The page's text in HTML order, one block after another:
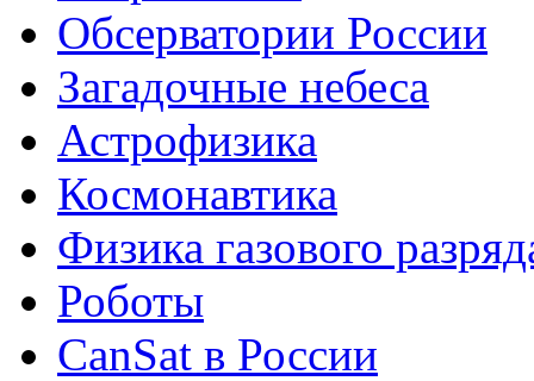
Обсерватории России
Загадочные небеса
Астрофизика
Космонавтика
Физика газового
Роботы
CanSat в России